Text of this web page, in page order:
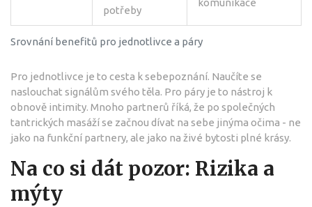
Srovnání benefitů pro jednotlivce a páry
potřeby
Pro jednotlivce je to cesta k sebepoznání. Naučíte se
naslouchat signálům svého těla. Pro páry je to nástroj k
obnově intimity. Mnoho partnerů říká, že po společných
tantrických masáží se začnou dívat na sebe jinýma očima - ne
jako na funkční partnery, ale jako na živé bytosti plné krásy.
Na co si dát pozor: Rizika a
mýty